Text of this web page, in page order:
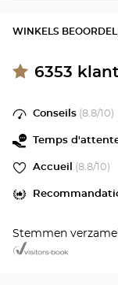
WINKELS
6353
Conseils (8.8/10)
Temps
Accueil (8.8/10)
Stemmen